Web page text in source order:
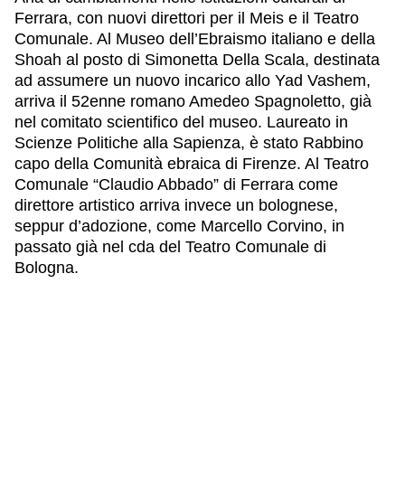
Ferrara, con nuovi direttori per il Meis e il Teatro
Comunale. Al Museo dell’Ebraismo italiano e della
Shoah al posto di Simonetta Della Scala, destinata
ad assumere un nuovo incarico allo Yad Vashem,
arriva il 52enne romano Amedeo Spagnoletto, già
nel comitato scientifico del museo. Laureato in
Scienze Politiche alla Sapienza, è stato Rabbino
capo della Comunità ebraica di Firenze. Al Teatro
Comunale “Claudio Abbado” di Ferrara come
direttore artistico arriva invece un bolognese,
seppur d’adozione, come Marcello Corvino, in
passato già nel cda del Teatro Comunale di
Bologna.